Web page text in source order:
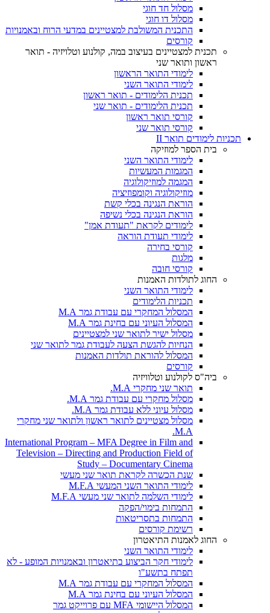
מסלול חד חוגי
מסלול דו חוגי
התכנית המשולבת למצטיינים במדעי הרוח ובאמנויות
קורסים
תכנית למצטיינים בעיצוב במה, קולנוע וטלויזיה - תואר
ראשון ותואר שני
לימודי התואר הראשון
לימודי התואר השני
תכנית הלימודים - תואר ראשון
תכנית הלימודים - תואר שני
קורסי תואר ראשון
קורסי תואר שני
תכניות לימודים תואר II
בית הספר למוזיקה
לימודי התואר השני
המגמות המעשיות
המגמה למוזיקולוגיה
מוזיקולוגיה וקומפוזיציה
הוראת הנגינה בכלי קשת
הוראת הנגינה בכלי נשיפה
לימודים לקראת "תעודת אמן"
לימודי תעודת הוראה
קורסי בחירה
מלגות
קורסי חובה
החוג לתולדות האמנות
לימודי התואר השני
תכניות הלימודים
המסלול המחקרי עם עבודת גמר M.A
המסלול העיוני עם בחינת גמר M.A
מסלול ישיר לתואר שני למצטיינים
הנחיות להגשת הצעה לעבודת גמר לתואר שני
המסלול להוראת תולדות האמנות
קורסים
ביה"ס לקולנוע וטלוויזיה
תואר שני מחקרי M.A.
מסלול מחקרי עם עבודת גמר M.A.
מסלול עיוני ללא עבודת גמר M.A.
מסלול מצטיינים לתואר ראשון ולתואר שני מחקרי
M.A.
International Program – MFA Degree in Film and
Television – Directing and Production Field of
Study – Documentary Cinema
שנת הכשרה לקראת תואר שני מעשי
לימודי התואר השני המעשי M.F.A
לימודי השלמה לתואר שני מעשי M.F.A
התמחות בימוי/הפקה
התמחות בתסריטאות
רשימת קורסים
החוג לאמנות התיאטרון
לימודי התואר השני
לימודי חקר הביצוע בתיאטרון ובאמנויות המופע - לא
תפתח בתשע"ו
המסלול המחקרי עם עבודת גמר M.A
המסלול העיוני עם בחינת גמר M.A
המסלול היישומי MFA עם פרוייקט גמר